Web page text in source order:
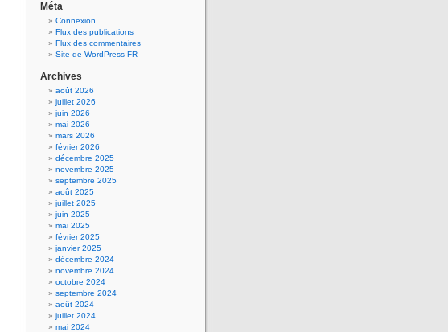
Méta
Connexion
Flux des publications
Flux des commentaires
Site de WordPress-FR
Archives
août 2026
juillet 2026
juin 2026
mai 2026
mars 2026
février 2026
décembre 2025
novembre 2025
septembre 2025
août 2025
juillet 2025
juin 2025
mai 2025
février 2025
janvier 2025
décembre 2024
novembre 2024
octobre 2024
septembre 2024
août 2024
juillet 2024
mai 2024